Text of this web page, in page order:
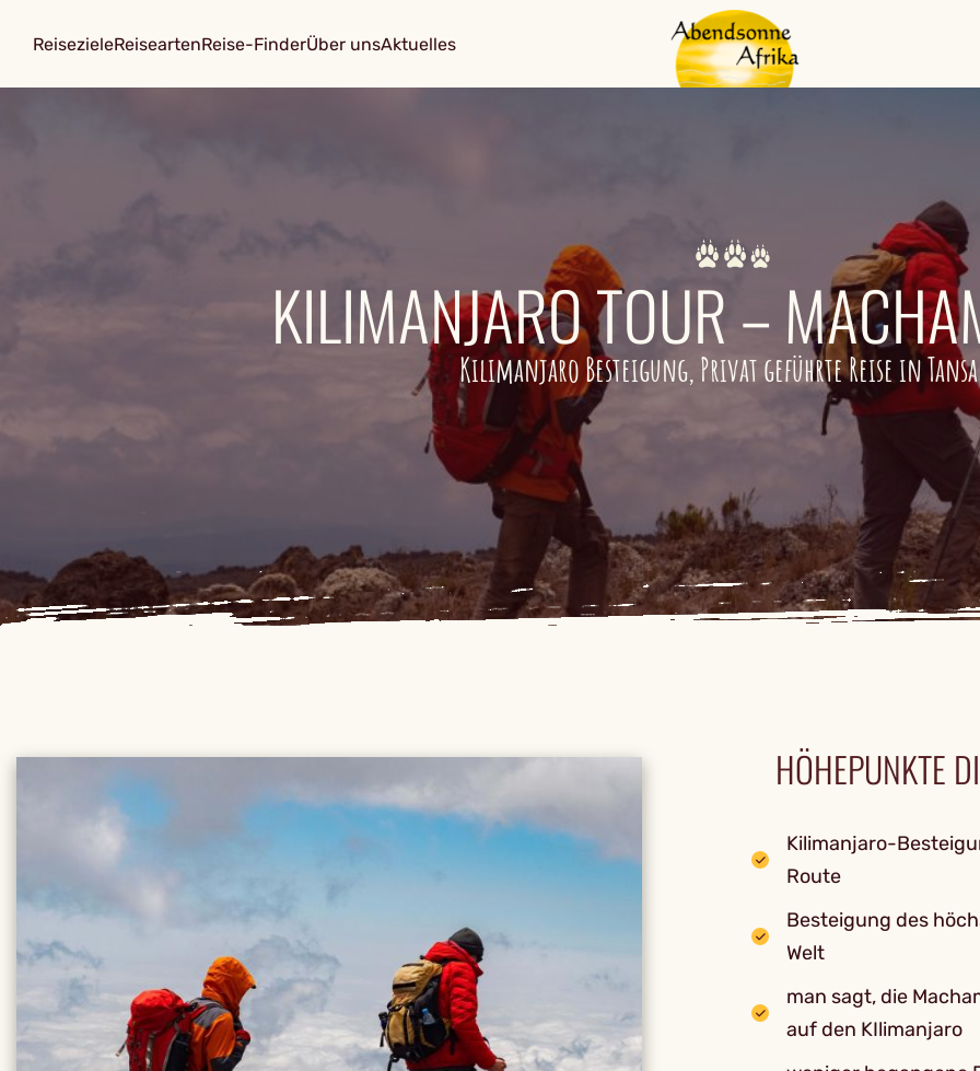
ReisezieleReiseartenReise-FinderÜber unsAktuelles
KILIMANJARO TOUR –
Kilimanjaro Besteigung, Privat geführte Reise in
HÖHEPUNKTE
Kilimanjaro-
Route
Besteigung des
Welt
man sagt, die
auf den KIlimanjaro